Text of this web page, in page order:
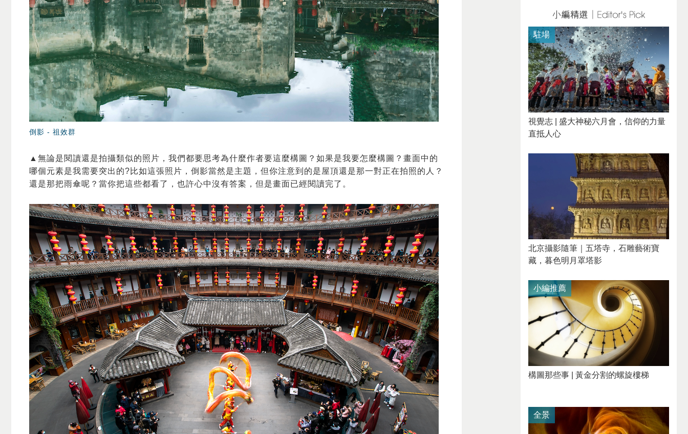
倒影 - 祖效群
▲無論是閱讀還是拍攝類似的照片，我們都要思考為什麼作者要這麼構圖？如果是我要怎麼構圖？畫面中的
哪個元素是我需要突出的?比如這張照片，倒影當然是主題，但你注意到的是屋頂還是那一對正在拍照的人？
還是那把雨傘呢？當你把這些都看了，也許心中沒有答案，但是畫面已經閱讀完了。
視覺志 | 盛大神秘六月會，信仰的力量
直抵人心
駐場
北京攝影隨筆｜​五塔寺，石雕藝術寶
藏，暮色明月罩塔影
構圖那些事 | 黃金分割的螺旋樓梯
小編推薦
全景